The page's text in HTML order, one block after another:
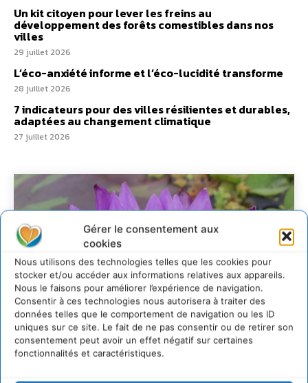
Gérer le consentement aux
cookies
Nous utilisons des technologies telles que les cookies pour
stocker et/ou accéder aux informations relatives aux appareils.
Nous le faisons pour améliorer l’expérience de navigation.
Consentir à ces technologies nous autorisera à traiter des
données telles que le comportement de navigation ou les ID
uniques sur ce site. Le fait de ne pas consentir ou de retirer son
consentement peut avoir un effet négatif sur certaines
fonctionnalités et caractéristiques.
Un kit citoyen pour lever les freins au
développement des forêts comestibles dans nos
villes
29 juillet 2026
L’éco-anxiété informe et l’éco-lucidité transforme
28 juillet 2026
7 indicateurs pour des villes résilientes et durables,
adaptées au changement climatique
27 juillet 2026